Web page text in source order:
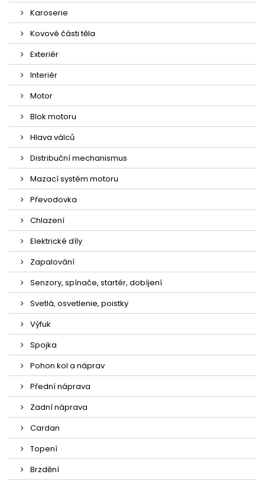
Karoserie
Kovové části těla
Exteriér
Interiér
Motor
Blok motoru
Hlava válců
Distribuční mechanismus
Mazací systém motoru
Převodovka
Chlazení
Elektrické díly
Zapalování
Senzory, spínače, startér, dobíjení
Svetlá, osvetlenie, poistky
Výfuk
Spojka
Pohon kol a náprav
Přední náprava
Zadní náprava
Cardan
Topení
Brzdění